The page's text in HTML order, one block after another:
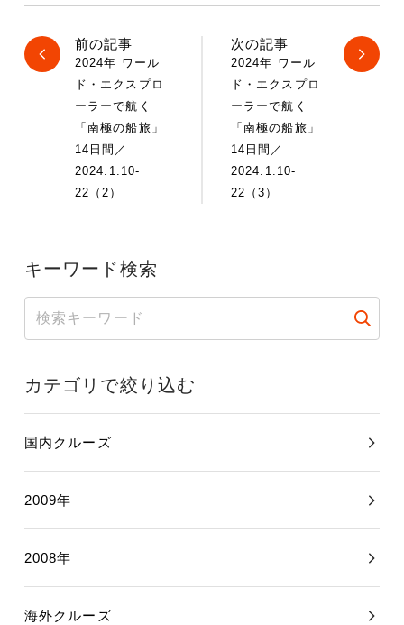
前の記事
2024年 ワール
ド・エクスプロ
ーラーで航く
「南極の船旅」
14日間／
2024.1.10-
22（2）
次の記事
2024年 ワール
ド・エクスプロ
ーラーで航く
「南極の船旅」
14日間／
2024.1.10-
22（3）
キーワード検索
カテゴリで絞り込む
国内クルーズ
2009年
2008年
海外クルーズ